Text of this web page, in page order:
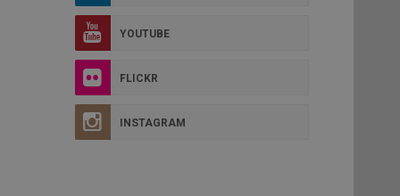
YOUTUBE
FLICKR
INSTAGRAM